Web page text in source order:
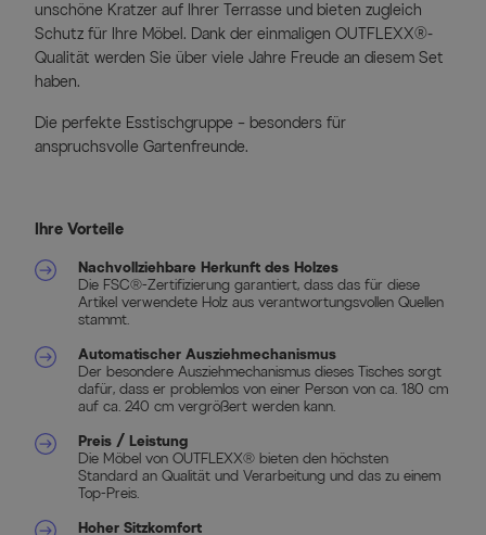
unschöne Kratzer auf Ihrer Terrasse und bieten zugleich
Schutz für Ihre Möbel. Dank der einmaligen OUTFLEXX®-
Qualität werden Sie über viele Jahre Freude an diesem Set
haben.
Die perfekte Esstischgruppe – besonders für
anspruchsvolle Gartenfreunde.
Ihre Vorteile
Nachvollziehbare Herkunft des Holzes
Die FSC®-Zertifizierung garantiert, dass das für diese
Artikel verwendete Holz aus verantwortungsvollen Quellen
stammt.
Automatischer Ausziehmechanismus
Der besondere Ausziehmechanismus dieses Tisches sorgt
dafür, dass er problemlos von einer Person von ca. 180 cm
auf ca. 240 cm vergrößert werden kann.
Preis / Leistung
Die Möbel von OUTFLEXX® bieten den höchsten
Standard an Qualität und Verarbeitung und das zu einem
Top-Preis.
Hoher Sitzkomfort